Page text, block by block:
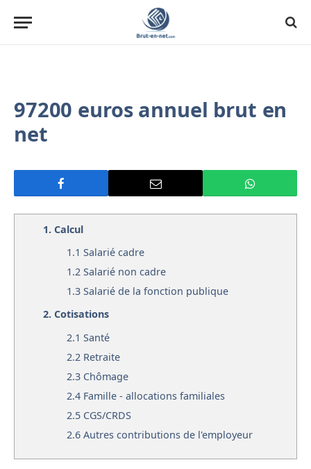
97200 euros annuel brut en
net
1. Calcul
1.1 Salarié cadre
1.2 Salarié non cadre
1.3 Salarié de la fonction publique
2. Cotisations
2.1 Santé
2.2 Retraite
2.3 Chômage
2.4 Famille - allocations familiales
2.5 CGS/CRDS
2.6 Autres contributions de l'employeur